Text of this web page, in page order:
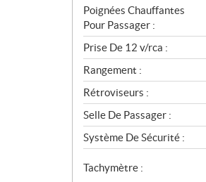
Poignées Chauffantes
Pour Passager :
Prise De 12 v/rca :
Rangement :
Rétroviseurs :
Selle De Passager :
Système De Sécurité :
Tachymètre :